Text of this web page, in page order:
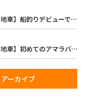
【遊漁船 地車】船釣りデビューで47cm！初めてのアマラバで大興奮の一日
【遊漁船 地車】初めてのアマラバで50オーバー2本！有田沖で良型白甘鯛をキャッチ
アーカイブ